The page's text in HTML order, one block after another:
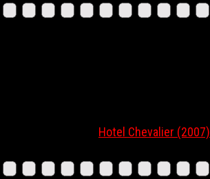
Hotel Chevalier (2007)